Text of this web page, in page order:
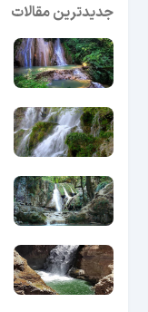
جدیدترین مقالات